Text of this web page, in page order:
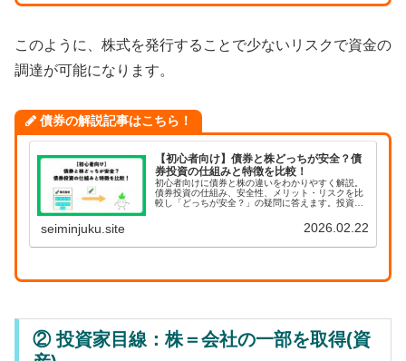
このように、株式を発行することで少ないリスクで資金の
調達が可能になります。
債券の解説記事はこちら！
【初心者向け】債券と株どっちが安全？債
券投資の仕組みと特徴を比較！
初心者向けに債券と株の違いをわかりやすく解説。
債券投資の仕組み、安全性、メリット・リスクを比
較し「どっちが安全？」の疑問に答えます。投資入
seiminjuku.site 2026.02.22
② 投資家目線：株＝会社の一部を取得(資